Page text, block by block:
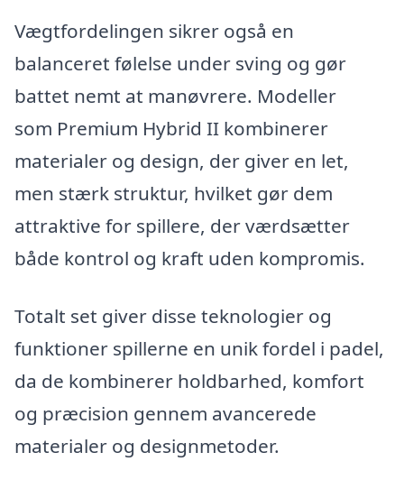
Vægtfordelingen sikrer også en
balanceret følelse under sving og gør
battet nemt at manøvrere. Modeller
som Premium Hybrid II kombinerer
materialer og design, der giver en let,
men stærk struktur, hvilket gør dem
attraktive for spillere, der værdsætter
både kontrol og kraft uden kompromis.
Totalt set giver disse teknologier og
funktioner spillerne en unik fordel i padel,
da de kombinerer holdbarhed, komfort
og præcision gennem avancerede
materialer og designmetoder.